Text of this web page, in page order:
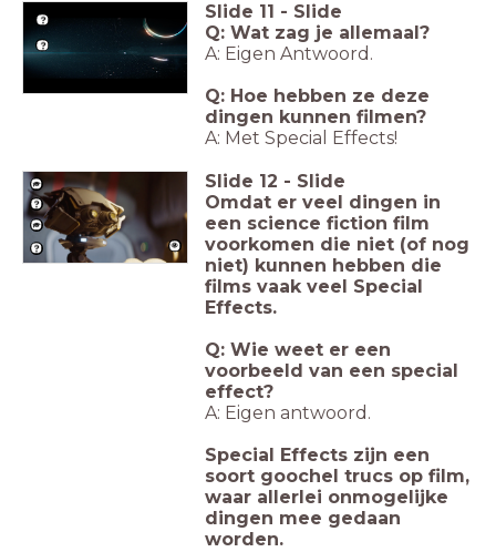
Slide 11 - Slide
Q: Wat zag je allemaal?
A: Eigen Antwoord.
Q: Hoe hebben ze deze
dingen kunnen filmen?
A: Met Special Effects!
Slide 12 - Slide
Omdat er veel dingen in
een science fiction film
voorkomen die niet (of nog
niet) kunnen hebben die
films vaak veel Special
Effects.
Q: Wie weet er een
voorbeeld van een special
effect?
A: Eigen antwoord.
Special Effects zijn een
soort goochel trucs op film,
waar allerlei onmogelijke
dingen mee gedaan
worden.